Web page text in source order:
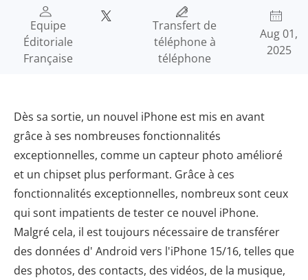
Equipe
Éditoriale
Française
Transfert de
téléphone à
téléphone
Aug 01,
2025
Dès sa sortie, un nouvel iPhone est mis en avant
grâce à ses nombreuses fonctionnalités
exceptionnelles, comme un capteur photo amélioré
et un chipset plus performant. Grâce à ces
fonctionnalités exceptionnelles, nombreux sont ceux
qui sont impatients de tester ce nouvel iPhone.
Malgré cela, il est toujours nécessaire de transférer
des données d' Android vers l'iPhone 15/16, telles que
des photos, des contacts, des vidéos, de la musique,